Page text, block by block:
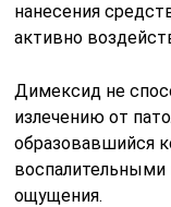
нанесения
активно
Димексид не
излечению от
образовавшийся
воспалительными
ощущения.